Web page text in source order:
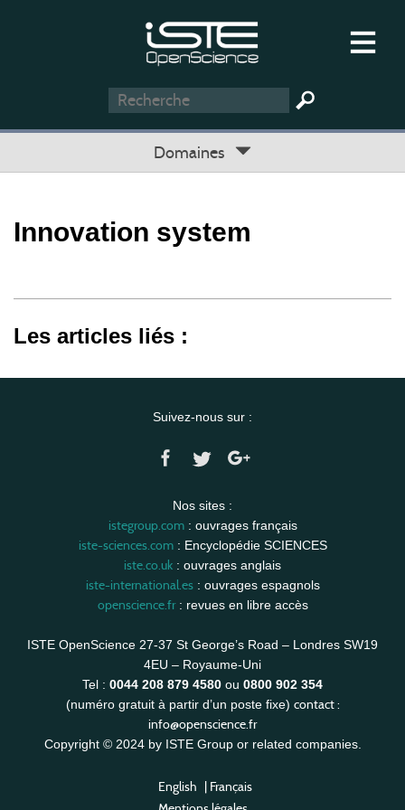
Domaines
Innovation system
Les articles liés :
Suivez-nous sur :
Nos sites :
istegroup.com: ouvrages français
iste-sciences.com: Encyclopédie SCIENCES
iste.co.uk : ouvrages anglais
iste-international.es: ouvrages espagnols
openscience.fr: revues en libre accès
ISTE OpenScience 27-37 St George’s Road – Londres SW19
4EU – Royaume-Uni
Tel : 0044 208 879 4580 ou 0800 902 354
(numéro gratuit à partir d’un poste fixe) contact :
info@openscience.fr
Copyright © 2024 by ISTE Group or related companies.
English | Français